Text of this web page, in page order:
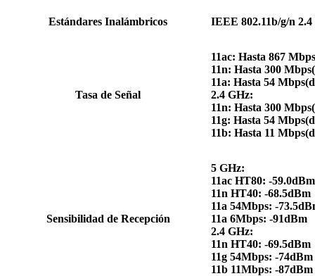
Estándares Inalámbricos IEEE 802.11b/g/n
Tasa de Señal
11ac: Hasta 867
11n: Hasta 300
11a: Hasta 54
2.4 GHz:
11n: Hasta 300
11g: Hasta 54
11b: Hasta 11
Sensibilidad de Recepción
5 GHz:
11ac HT80: -59.0dBm
11n HT40: -68.5dBm
11a 54Mbps: -
11a 6Mbps: -91dBm
2.4 GHz:
11n HT40: -69.5dBm
11g 54Mbps: -74dBm
11b 11Mbps: -87dBm